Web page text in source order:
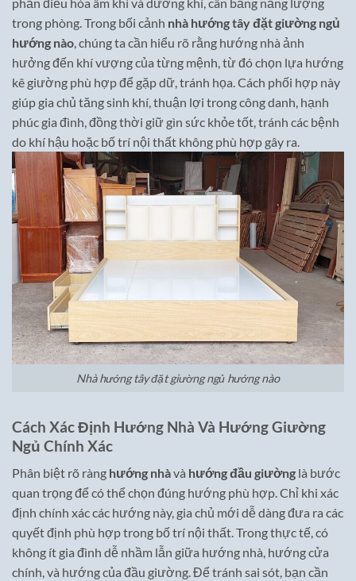
trong phòng. Trong bối cảnh nhà hướng tây đặt giường ngủ
hướng nào, chúng ta cần hiểu rõ rằng hướng nhà ảnh
hưởng đến khí vượng của từng mệnh, từ đó chọn lựa hướng
kê giường phù hợp để gặp dữ, tránh họa. Cách phối hợp này
giúp gia chủ tăng sinh khí, thuận lợi trong công danh, hạnh
phúc gia đình, đồng thời giữ gìn sức khỏe tốt, tránh các bệnh
do khí hậu hoặc bố trí nội thất không phù hợp gây ra.
Nhà hướng tây đặt giường ngủ hướng nào
Cách Xác Định Hướng Nhà Và Hướng Giường
Ngủ Chính Xác
Phân biệt rõ ràng hướng nhàvà hướng đầu giường là bước
quan trọng để có thể chọn đúng hướng phù hợp. Chỉ khi xác
định chính xác các hướng này, gia chủ mới dễ dàng đưa ra các
quyết định phù hợp trong bố trí nội thất. Trong thực tế, có
không ít gia đình dễ nhầm lẫn giữa hướng nhà, hướng cửa
chính, và hướng của đầu giường. Để tránh sai sót, bạn cần